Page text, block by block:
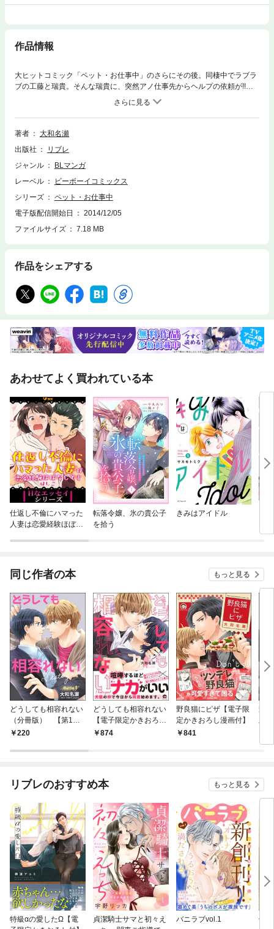
作品情報
大ヒットコミック「ペット・お仕事中」のさらにその後。同棲中でラブラ
ブの工藤と瑞貴。そんな瑞貴に、突然アノ仕事先からヘルプの依頼が!!
仕方なく引き受けた瑞貴だったが、その仕事を工藤に伝えられず…。商業
誌未発表作続編を、電子書籍だけの限定お届け！ ペット、ついに耳とし
っぽまでつきました。Hも大増量です☆
著者
大和名瀬
出版社
リブレ
ジャンル
BLマンガ
レーベル
ビーボーイコミックス
シリーズ
ペット・お仕事中
電子版配信開始日
2014/12/05
ファイルサイズ
7.18 MB
作品をシェアする
あわせてよく買われている本
仕返し不倫にハマった
人妻は恋愛経験ほぼな
転落令嬢、氷の貴公子
を拾う
きみはアイドル
同じ作者の本 もっと見る
どうしても相容れない
（分冊版） 【第1
話】220
どうしても相容れない
【電子限定かきおろし
漫画付】
874
野良猫にピザ【電子限
定かきおろし漫画付】
841
野
版
リブレのおすすめ本 もっと見る
特級αの愛したΩ【電
貞潔騎士サマと初々え
バニラブvol.1
偽